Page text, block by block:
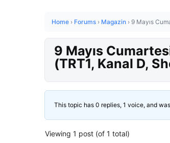
Home › Forums › Magazin › 9 Mayıs
9 Mayıs
(TRT1, Kanal D,
This topic has 0 replies, 1 voice, and
Viewing 1 post (of 1 total)